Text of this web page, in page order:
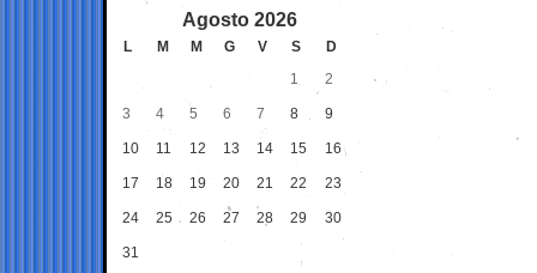
Agosto 2026
L M M G V S
D
1
2
3 4 5 6 7 8 9
10 11 12 13 14 15 16
17 18 19 20 21 22 23
24 25 26 27 28 29 30
31